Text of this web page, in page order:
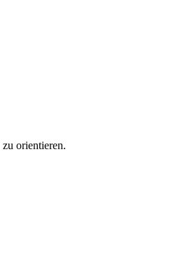
orientieren.